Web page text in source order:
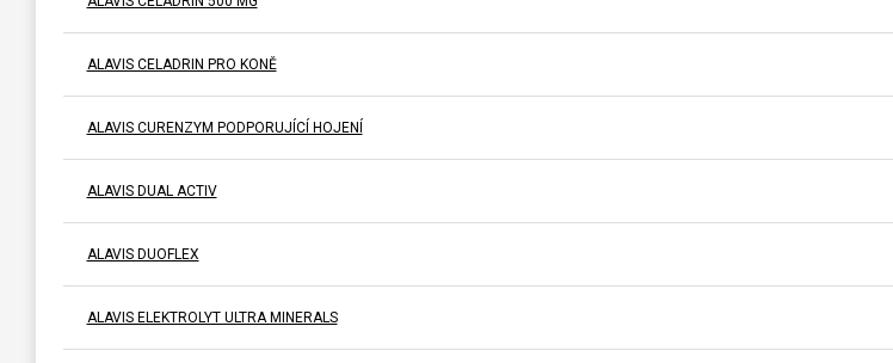
ALAVIS CELADRIN PRO KONĚ
ALAVIS CURENZYM PODPORUJÍCÍ HOJENÍ
ALAVIS DUAL ACTIV
ALAVIS DUOFLEX
ALAVIS ELEKTROLYT ULTRA MINERALS